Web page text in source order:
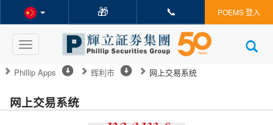
🎁 📞 POEMS 登入
Toggle
navigation
Phillip Apps 辉利市 网上交易系统
网上交易系统